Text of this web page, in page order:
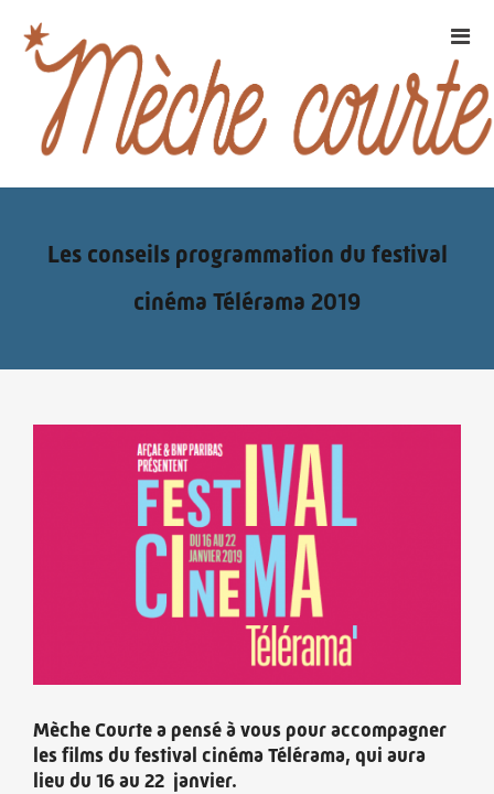
Les conseils programmation du festival
cinéma Télérama 2019
Mèche Courte a pensé à vous pour accompagner
les films du festival cinéma Télérama, qui aura
lieu du 16 au 22 janvier.